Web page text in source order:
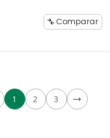
Comparar
1 2 3